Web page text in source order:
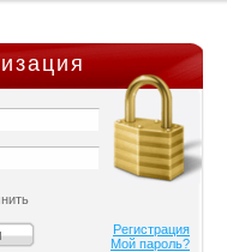
Регистрация
Мой пароль?